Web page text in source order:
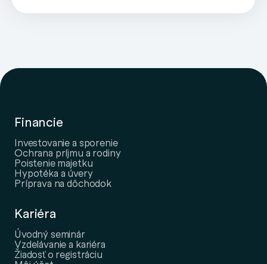
Financie
Investovanie a sporenie
Ochrana príjmu a rodiny
Poistenie majetku
Hypotéka a úvery
Príprava na dôchodok
Kariéra
Úvodný seminár
Vzdelávanie a kariéra
Žiadosť o registráciu